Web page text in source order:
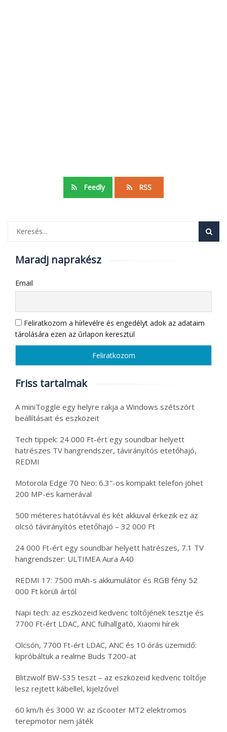
Feedly RSS
Maradj naprakész
Email
Feliratkozom a hírlevélre és engedélyt adok az adataim
tárolására ezen az űrlapon keresztül
Friss tartalmak
A miniToggle egy helyre rakja a Windows szétszórt
beállításait és eszközeit
Tech tippek: 24 000 Ft-ért egy soundbar helyett
hatrészes TV hangrendszer, távirányítós etetőhajó,
REDMI
Motorola Edge 70 Neo: 6.3″-os kompakt telefon jöhet
200 MP-es kamerával
500 méteres hatótávval és két akkuval érkezik ez az
olcsó távirányítós etetőhajó – 32 000 Ft
24 000 Ft-ért egy soundbar helyett hatrészes, 7.1 TV
hangrendszer: ULTIMEA Aura A40
REDMI 17: 7500 mAh-s akkumulátor és RGB fény 52
000 Ft körüli ártól
Napi tech: az eszközeid kedvenc töltőjének tesztje és
7700 Ft-ért LDAC, ANC fülhallgató, Xiaomi hírek
Olcsón, 7700 Ft-ért LDAC, ANC és 10 órás üzemidő:
kipróbáltuk a realme Buds T200-at
Blitzwolf BW-S35 teszt – az eszközeid kedvenc töltője
lesz rejtett kábellel, kijelzővel
60 km/h és 3000 W: az iScooter MT2 elektromos
terepmotor nem játék